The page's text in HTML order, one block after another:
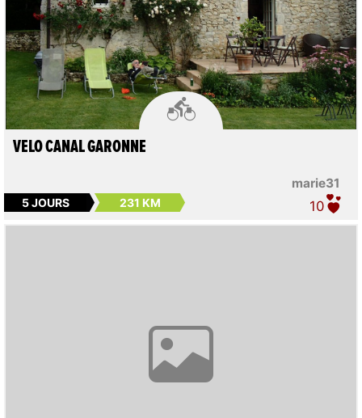

marie31
VELO CANAL GARONNE
5 JOURS 231 KM 10